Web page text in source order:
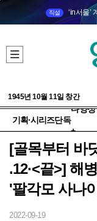
직설 ‘in서울’
1945년 10월 11일 창간
기획·시리즈단독
다양성
+
[골목부터 바
.12·<끝>] 해
'팔각모 사나
2022-09-19